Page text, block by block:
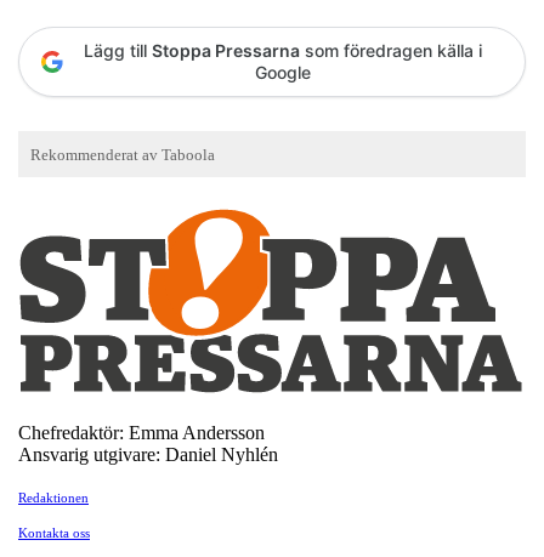
Lägg till Stoppa Pressarna som föredragen källa i
Google
Chefredaktör: Emma Andersson
Ansvarig utgivare: Daniel Nyhlén
Redaktionen
Kontakta oss